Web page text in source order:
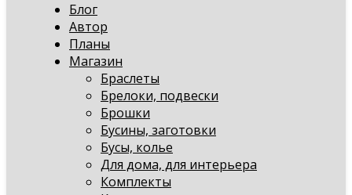
Блог
Автор
Планы
Магазин
Браслеты
Брелоки, подвески
Брошки
Бусины, заготовки
Бусы, колье
Для дома, для интерьера
Комплекты